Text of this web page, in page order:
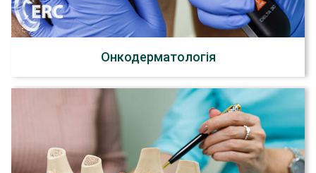
Онкодерматологія